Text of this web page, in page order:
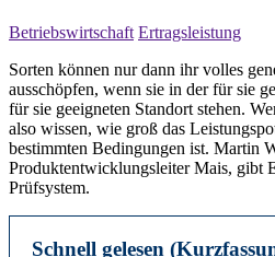
Betriebswirtschaft Ertragsleistung
Sorten können nur dann ihr volles
ausschöpfen, wenn sie in der für sie
für sie geeigneten Standort stehen.
also wissen, wie groß das
bestimmten Bedingungen ist. Martin
Produktentwicklungsleiter Mais, gibt
Prüfsystem.
Schnell gelesen